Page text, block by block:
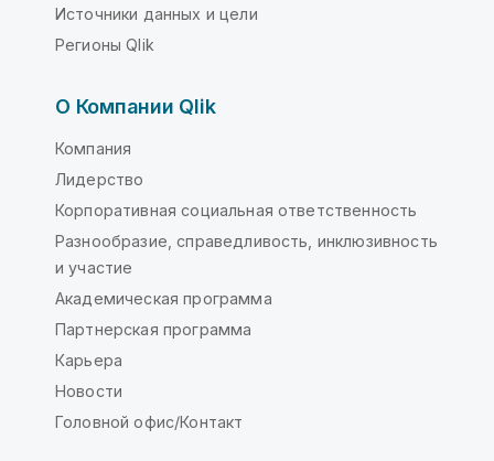
Источники данных и цели
Регионы Qlik
О Компании Qlik
Компания
Лидерство
Корпоративная социальная ответственность
Разнообразие, справедливость, инклюзивность
и участие
Академическая программа
Партнерская программа
Карьера
Новости
Головной офис/Контакт